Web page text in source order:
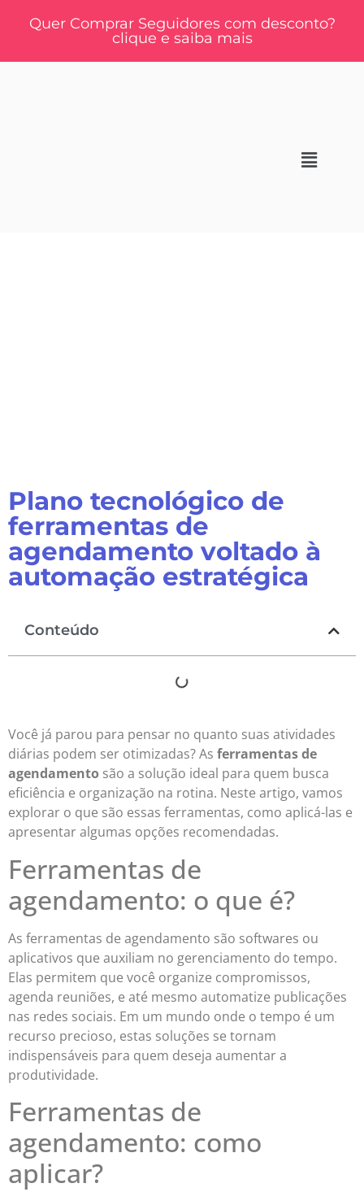
Quer Comprar Seguidores com desconto?
clique e saiba mais
Plano tecnológico de
ferramentas de
agendamento voltado à
automação estratégica
Conteúdo
Você já parou para pensar no quanto suas atividades
diárias podem ser otimizadas? As ferramentas de
agendamento são a solução ideal para quem busca
eficiência e organização na rotina. Neste artigo, vamos
explorar o que são essas ferramentas, como aplicá-las e
apresentar algumas opções recomendadas.
Ferramentas de
agendamento: o que é?
As ferramentas de agendamento são softwares ou
aplicativos que auxiliam no gerenciamento do tempo.
Elas permitem que você organize compromissos,
agenda reuniões, e até mesmo automatize publicações
nas redes sociais. Em um mundo onde o tempo é um
recurso precioso, estas soluções se tornam
indispensáveis para quem deseja aumentar a
produtividade.
Ferramentas de
agendamento: como
aplicar?